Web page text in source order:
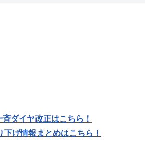
ダイヤ改正はこちら！
げ情報まとめはこちら！